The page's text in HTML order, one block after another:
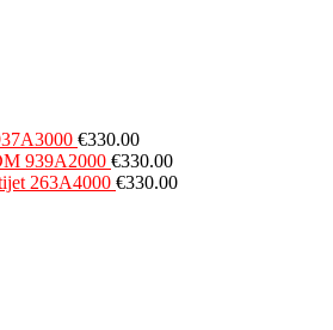
€330.00
939A2000 €330.00
263A4000 €330.00